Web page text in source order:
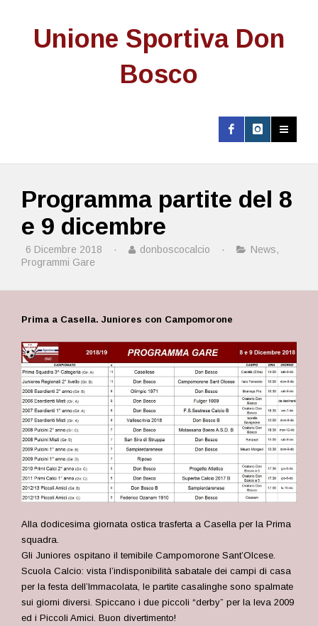
Unione Sportiva Don
Bosco
Programma partite del 8
e 9 dicembre
6 Dicembre 2018 · donboscocalcio · News,
Programmi Gare
Prima a Casella. Juniores con Campomorone
Alla dodicesima giornata ostica trasferta a Casella per la Prima
squadra.
Gli Juniores ospitano il temibile Campomorone Sant’Olcese.
Scuola Calcio: vista l’indisponibilità sabatale dei campi di casa
per la festa dell’Immacolata, le partite casalinghe sono spalmate
sui giorni diversi. Spiccano i due piccoli “derby” per la leva 2009
ed i Piccoli Amici. Buon divertimento!